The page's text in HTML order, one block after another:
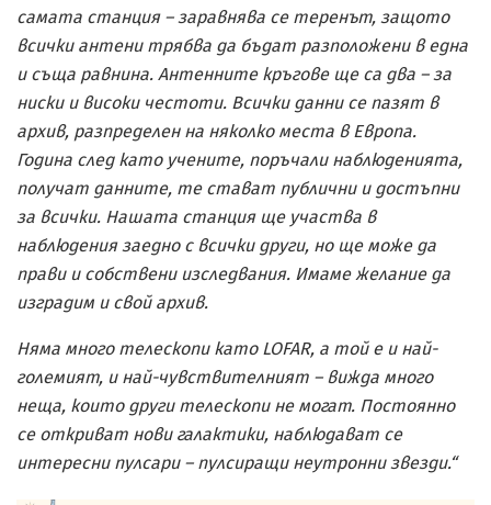
самата станция – заравнява се теренът, защото
всички антени трябва да бъдат разположени в една
и съща равнина. Антенните кръгове ще са два – за
ниски и високи честоти. Всички данни се пазят в
архив, разпределен на няколко места в Европа.
Година след като учените, поръчали наблюденията,
получат данните, те стават публични и достъпни
за всички. Нашата станция ще участва в
наблюдения заедно с всички други, но ще може да
прави и собствени изследвания. Имаме желание да
изградим и свой архив.
Няма много телескопи като LOFAR, а той е и най-
големият, и най-чувствителният – вижда много
неща, които други телескопи не могат. Постоянно
се откриват нови галактики, наблюдават се
интересни пулсари – пулсиращи неутронни звезди.“